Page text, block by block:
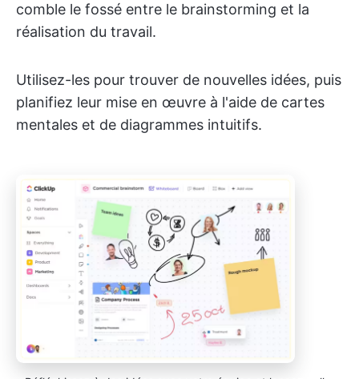
comble le fossé entre le brainstorming et la
réalisation du travail.
Utilisez-les pour trouver de nouvelles idées, puis
planifiez leur mise en œuvre à l'aide de cartes
mentales et de diagrammes intuitifs.